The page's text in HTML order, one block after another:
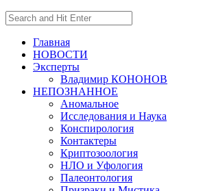
Главная
НОВОСТИ
Эксперты
Владимир КОНОНОВ
НЕПОЗНАННОЕ
Аномальное
Исследования и Наука
Конспирология
Контактеры
Криптозоология
НЛО и Уфология
Палеонтология